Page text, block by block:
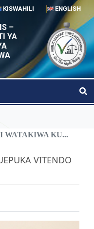
KISWAHILI ENGLISH
–
YA
WATAKIWA KU...
VITENDO